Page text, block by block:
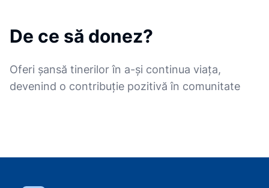
De ce să donez?
Oferi șansă tinerilor în a-și continua viața,
devenind o contribuție pozitivă în comunitate